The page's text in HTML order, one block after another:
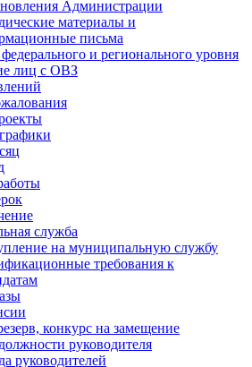
Администрации
материалы и
письма
и регионального уровня
лиц с ОВЗ
служба
на муниципальную службу
требования к
конкурс на замещение
руководителя
руководителей